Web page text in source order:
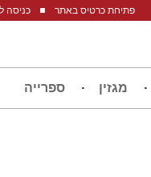
פתיחת כרטיס באתר כניסה
מגזין ספרייה